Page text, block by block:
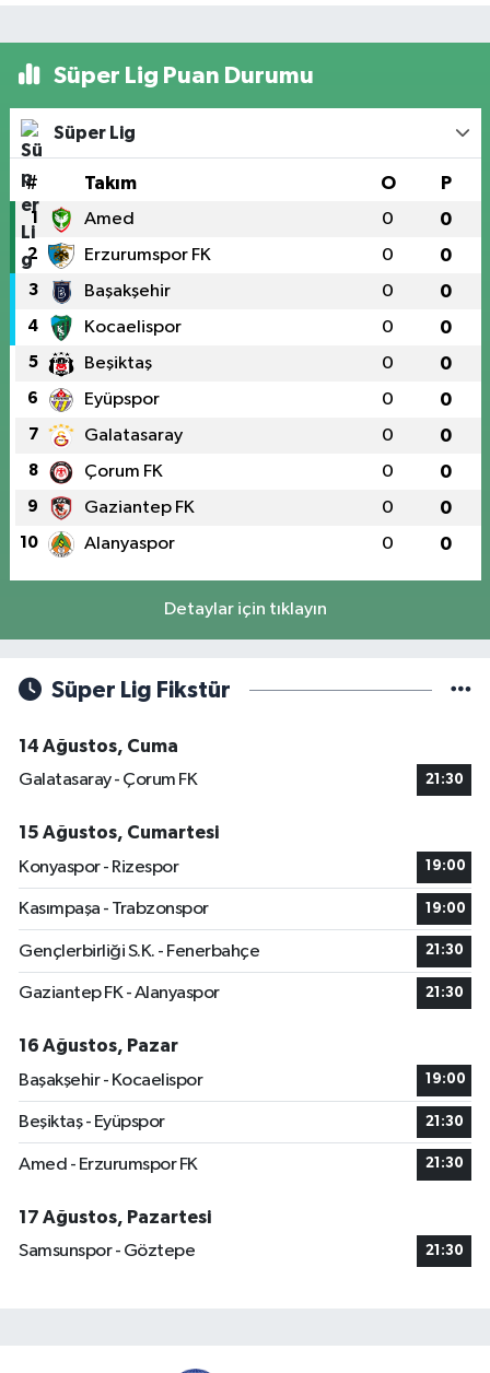
Süper Lig Puan Durumu
Süper Lig
# Takım O P
1 Amed 0 0
2 Erzurumspor FK 0 0
3 Başakşehir 0 0
4 Kocaelispor 0 0
5 Beşiktaş 0 0
6 Eyüpspor 0 0
7 Galatasaray 0 0
8 Çorum FK 0 0
9 Gaziantep FK 0 0
10 Alanyaspor 0 0
Detaylar için tıklayın
Süper Lig Fikstür
14 Ağustos, Cuma
Galatasaray - Çorum FK
21:30
15 Ağustos, Cumartesi
Konyaspor - Rizespor
19:00
Kasımpaşa - Trabzonspor 19:00
Gençlerbirliği S.K. - Fenerbahçe 21:30
Gaziantep FK - Alanyaspor 21:30
16 Ağustos, Pazar
Başakşehir - Kocaelispor
19:00
Beşiktaş - Eyüpspor 21:30
Amed - Erzurumspor FK 21:30
17 Ağustos, Pazartesi
Samsunspor - Göztepe
21:30